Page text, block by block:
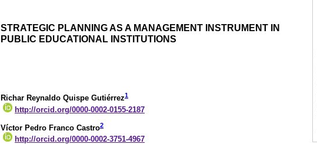
STRATEGIC PLANNING AS A MANAGEMENT INSTRUMENT IN
PUBLIC EDUCATIONAL INSTITUTIONS
Richar Reynaldo Quispe Gutiérrez1
http://orcid.org/0000-0002-0155-2187
Víctor Pedro Franco Castro2
http://orcid.org/0000-0002-3751-4967